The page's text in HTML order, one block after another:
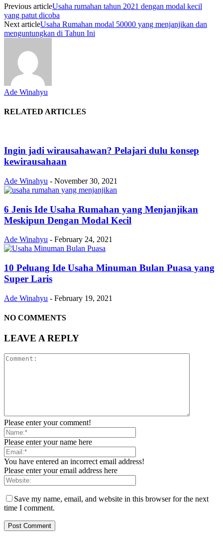
Previous articleUsaha rumahan tahun 2021 dengan modal kecil
yang patut dicoba
Next articleUsaha Rumahan modal 50000 yang menjanjikan dan
menguntungkan di Tahun Ini
Ade Winahyu
RELATED ARTICLES
Ingin jadi wirausahawan? Pelajari dulu konsep
kewirausahaan
Ade Winahyu - November 30, 2021
6 Jenis Ide Usaha Rumahan yang Menjanjikan
Meskipun Dengan Modal Kecil
Ade Winahyu - February 24, 2021
10 Peluang Ide Usaha Minuman Bulan Puasa yang
Super Laris
Ade Winahyu - February 19, 2021
NO COMMENTS
LEAVE A REPLY
Please enter your comment!
Please enter your name here
You have entered an incorrect email address!
Please enter your email address here
Save my name, email, and website in this browser for the next
time I comment.